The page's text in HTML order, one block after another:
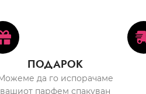
ПОДАРОК
да го испорачаме
вашиот парфем спакуван